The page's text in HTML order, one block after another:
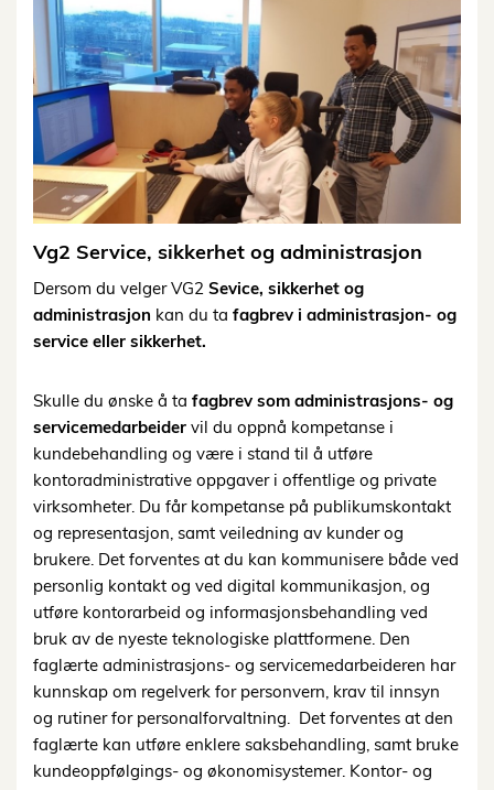
Vg2 Service, sikkerhet og administrasjon
Dersom du velger VG2 Sevice, sikkerhet og
administrasjon kan du ta fagbrev i administrasjon- og
service eller sikkerhet.
Skulle du ønske å ta fagbrev som administrasjons- og
servicemedarbeider vil du oppnå kompetanse i
kundebehandling og være i stand til å utføre
kontoradministrative oppgaver i offentlige og private
virksomheter. Du får kompetanse på publikumskontakt
og representasjon, samt veiledning av kunder og
brukere. Det forventes at du kan kommunisere både ved
personlig kontakt og ved digital kommunikasjon, og
utføre kontorarbeid og informasjonsbehandling ved
bruk av de nyeste teknologiske plattformene. Den
faglærte administrasjons- og servicemedarbeideren har
kunnskap om regelverk for personvern, krav til innsyn
og rutiner for personalforvaltning. Det forventes at den
faglærte kan utføre enklere saksbehandling, samt bruke
kundeoppfølgings- og økonomisystemer. Kontor- og